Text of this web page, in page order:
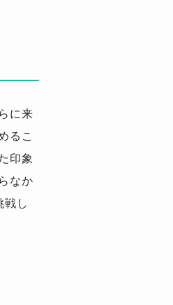
に来
るこ
印象
なか
し